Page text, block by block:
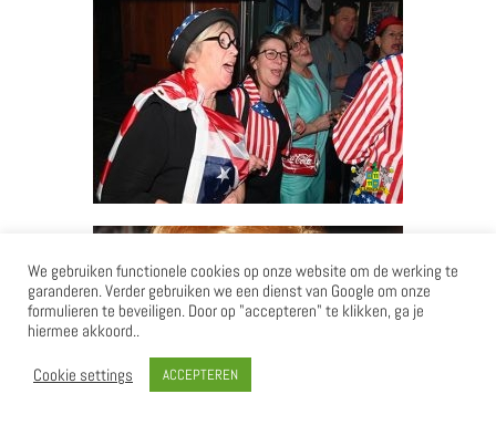
We gebruiken functionele cookies op onze website om de werking te
garanderen. Verder gebruiken we een dienst van Google om onze
formulieren te beveiligen. Door op "accepteren" te klikken, ga je
hiermee akkoord..
Cookie settings ACCEPTEREN